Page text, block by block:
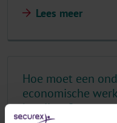
Lees meer
Hoe moet een
economische
bewijzen?